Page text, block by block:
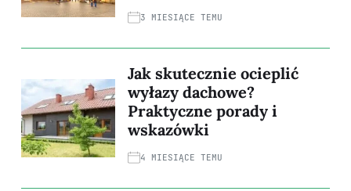
3 MIESIĄCE TEMU
Jak skutecznie ocieplić
wyłazy dachowe?
Praktyczne porady i
wskazówki
4 MIESIĄCE TEMU